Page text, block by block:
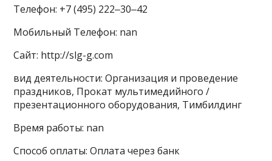
Телефон: +7 (495) 222‒30‒42
Мобильный Телефон: nan
Сайт: http://slg-g.com
вид деятельности: Организация и проведение
праздников, Прокат мультимедийного /
презентационного оборудования, Тимбилдинг
Время работы: nan
Способ оплаты: Оплата через банк